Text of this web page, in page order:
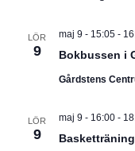
LÖR
9 Bokbussen i
maj 9 - 15:05-
Gårdstens
LÖR
9
maj 9 - 16:00-